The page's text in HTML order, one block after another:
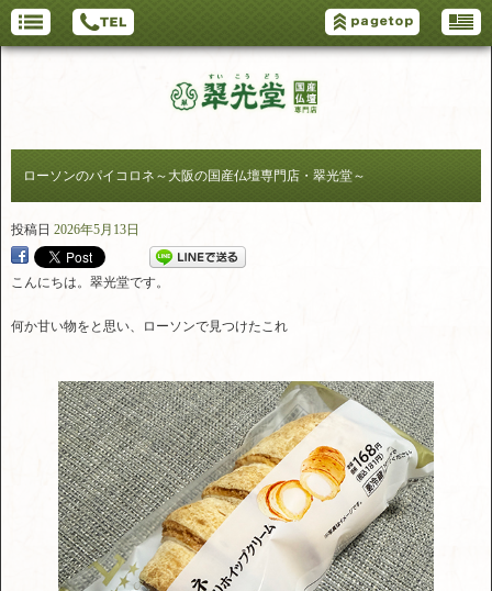
ローソンのパイコロネ～大阪の国産仏壇専門店・翠光堂～
投稿日 2026年5月13日
こんにちは。翠光堂です。
何か甘い物をと思い、ローソンで見つけたこれ